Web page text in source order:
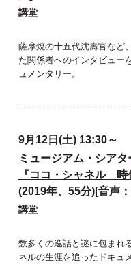
講堂
薩摩焼の十五代沈壽官など
た関係者へのインタビュー
ュメンタリー。
9月12日(土) 13:30～
ミュージアム・シアタ
『ココ・シャネル 時
(2019年、55分)[音声
講堂
数多くの逸話と謎に包まれ
ネルの生涯を追ったドキュ